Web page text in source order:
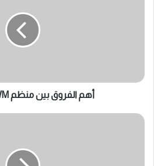
أهم الفروق بين منظم PWM و MPPT
الفرق